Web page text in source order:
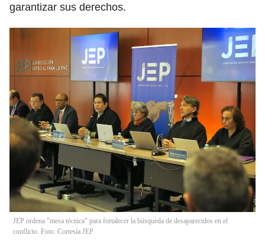
garantizar sus derechos.
JEP ordena "mesa técnica" para fortalecer la búsqueda de desaparecidos en el
conflicto. Foto: Cortesía JEP